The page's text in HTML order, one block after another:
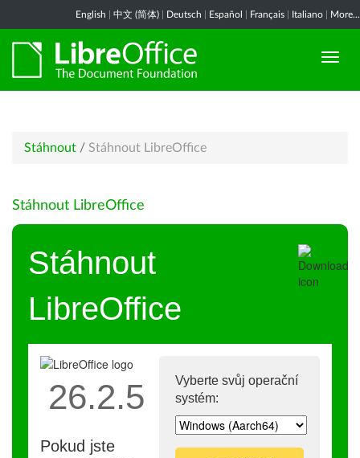
English 中文 (简体) Deutsch Español Français Italiano More...
Stáhnout / Stáhnout LibreOffice
Stáhnout LibreOffice
Stáhnout
LibreOffice
Vyberte svůj operační
systém:
26.2.5
Pokud jste